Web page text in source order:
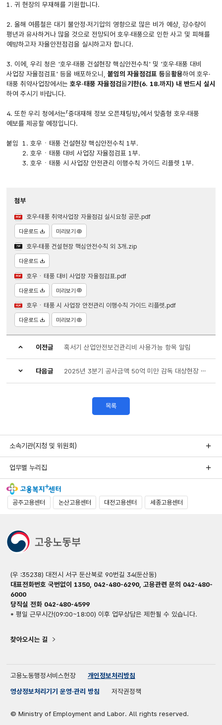
1. 귀 현장의 무재해를 기원합니다.
2. 올해 여름철은 대기 불안정·저기압의 영향으로 많은 비가 예상, 강수량이
평년과 유사하거나 많을 것으로 전망되어 호우·태풍으로 인한 사고 및 피해를
예방하고자 자율안전점검을 실시하고자 합니다.
3. 이에, 우리 청은 '호우·태풍 건설현장 핵심안전수칙' 및 '호우·태풍 대비
사업장 자율점검표' 등을 배포하오니, 붙임의 자율점검표 등을활용하여 호우·
태풍 취약사업장에서는 호우·태풍 자율점검을기한(6. 18.까지) 내 반드시 실시
하여 주시기 바랍니다.
4. 또한 우리 청에서는「중대재해 정보 오픈채팅방」에서 맞춤형 호우·태풍
예보를 제공할 예정입니다.
붙임 1. 호우ㆍ태풍 건설현장 핵심안전수칙 1부.
2. 호우ㆍ태풍 대비 사업장 자율점검표 1부.
3. 호우ㆍ태풍 시 사업장 안전관리 이행수칙 가이드 리플렛 1부.
첨부
호우·태풍 취약사업장 자율점검 실시요청 공문.pdf
다운로드 미리보기
호우·태풍 건설현장 핵심안전수칙 외 3개.zip
다운로드
호우ㆍ태풍 대비 사업장 자율점검표.pdf
다운로드 미리보기
호우ㆍ태풍 시 사업장 안전관리 이행수칙 가이드 리플렛.pdf
다운로드 미리보기
이전글 혹서기 산업안전보건관리비 사용가능 항목 알림
다음글 2025년 3분기 공사금액 50억 미만 감독 대상현장 안내 및 안전관리 철저 요청
목록
소속기관(지청 및 위원회)
업무별 누리집
공주고용센터 논산고용센터 대전고용센터 세종고용센터
(우 :35238) 대전시 서구 둔산북로 90번길 34(둔산동)
대표전화번호 국번없이 1350, 042-480-6290, 고용관련 문의 042-480-
6000
당직실 전화 042-480-4599
* 평일 근무시간(09:00~18:00) 이후 업무상담은 제한될 수 있습니다.
찾아오시는 길
고용노동행정서비스헌장
개인정보처리방침
영상정보처리기기 운영·관리 방침
저작권정책
© Ministry of Employment and Labor. All rights reserved.